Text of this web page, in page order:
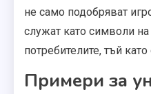
не само подобряват
служат като символи на
потребителите, тъй
Примери за